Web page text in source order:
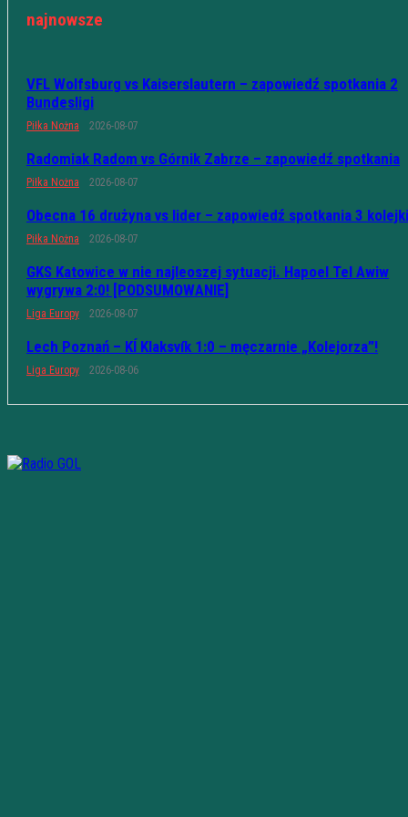
najnowsze
VFL Wolfsburg vs Kaiserslautern – zapowiedź spotkania 2
Bundesligi
Piłka Nożna 2026-08-07
Radomiak Radom vs Górnik Zabrze – zapowiedź spotkania
Piłka Nożna 2026-08-07
Obecna 16 drużyna vs lider – zapowiedź spotkania 3 kolejki
Piłka Nożna 2026-08-07
GKS Katowice w nie najleoszej sytuacji. Hapoel Tel Awiw
wygrywa 2:0! [PODSUMOWANIE]
Liga Europy 2026-08-07
Lech Poznań – KÍ Klaksvík 1:0 – męczarnie „Kolejorza”!
Liga Europy 2026-08-06